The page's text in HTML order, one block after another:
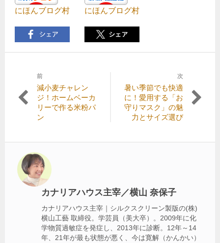
にほんブログ村 にほんブログ村
稿
ゲ
ー
シ
ョ
前
前
の
記
事:
減小麦チャレン
ジ！ホームベーカ
リーで作る米粉パ
ン
次
次
記
暑い季節でも快適
に！愛用する「お
守りマスク」の魅
力とサイズ選び
カナリアハウス主宰／横山 奈保子
カナリアハウス主宰｜シルクスクリーン製版の(株)
横山工藝 取締役。学芸員（美大卒）。2009年に化
学物質過敏症を発症し、2013年に診断。12年～14
年、21年が最も状態が悪く、今は寛解（かんかい）